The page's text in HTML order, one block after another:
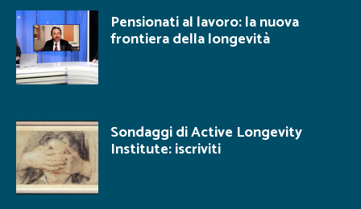
Pensionati al lavoro: la nuova
frontiera della longevità
Sondaggi di Active Longevity
Institute: iscriviti